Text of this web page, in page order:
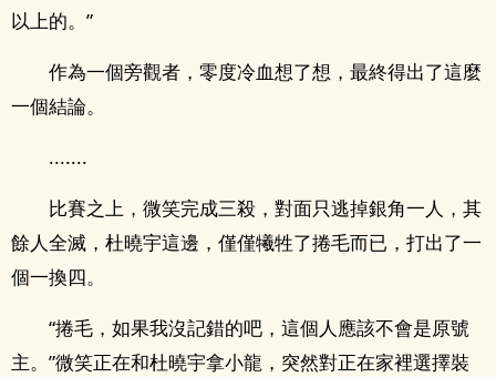
以上的。”
作為一個旁觀者，零度冷血想了想，最終得出了這麼
一個結論。
.......
比賽之上，微笑完成三殺，對面只逃掉銀角一人，其
餘人全滅，杜曉宇這邊，僅僅犧牲了捲毛而已，打出了一
個一換四。
“捲毛，如果我沒記錯的吧，這個人應該不會是原號
主。”微笑正在和杜曉宇拿小龍，突然對正在家裡選擇裝